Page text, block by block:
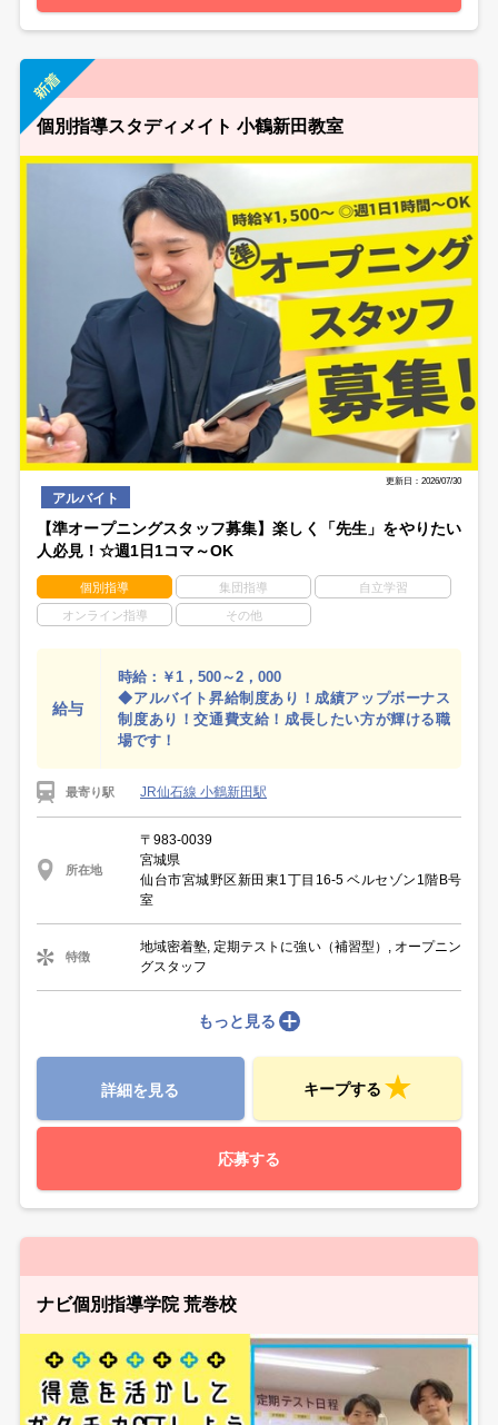
個別指導スタディメイト 小鶴新田教室
更新日：2026/07/30
アルバイト
【準オープニングスタッフ募集】楽しく「先生」をやりたい
人必見！☆週1日1コマ～OK
個別指導 集団指導 自立学習
オンライン指導 その他
給与
時給：￥1，500～2，000
◆アルバイト昇給制度あり！成績アップボーナス
制度あり！交通費支給！成長したい方が輝ける職
場です！
最寄り駅 JR仙石線 小鶴新田駅
所在地
〒983-0039
宮城県
仙台市宮城野区新田東1丁目16-5 ベルセゾン1階B号
室
特徴
地域密着塾, 定期テストに強い（補習型）, オープニン
グスタッフ
もっと見る
詳細を見る キープする
応募する
ナビ個別指導学院 荒巻校